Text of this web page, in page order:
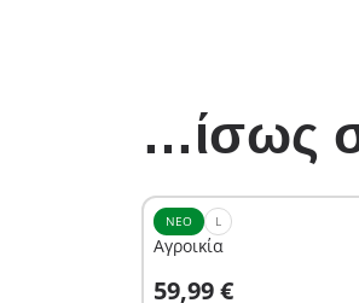
…ίσως
ΝΈΟ L
Αγροικία
59,99 €
Στο καλάθι